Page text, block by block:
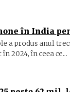
în India
a produs anul
2024, în ceea ce...